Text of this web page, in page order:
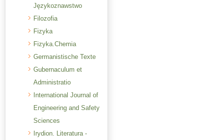
Językoznawstwo
Filozofia
Fizyka
Fizyka.Chemia
Germanistische Texte
Gubernaculum et
Administratio
International Journal of
Engineering and Safety
Sciences
Irydion. Literatura -